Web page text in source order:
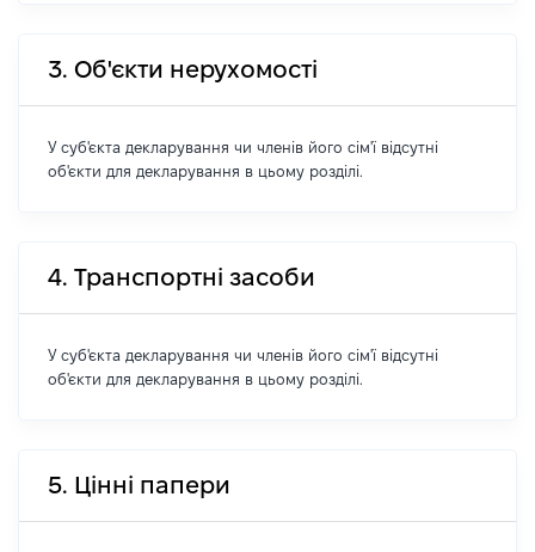
3. Об'єкти нерухомості
У суб'єкта декларування чи членів його сім'ї відсутні
об'єкти для декларування в цьому розділі.
4. Транспортні засоби
У суб'єкта декларування чи членів його сім'ї відсутні
об'єкти для декларування в цьому розділі.
5. Цінні папери